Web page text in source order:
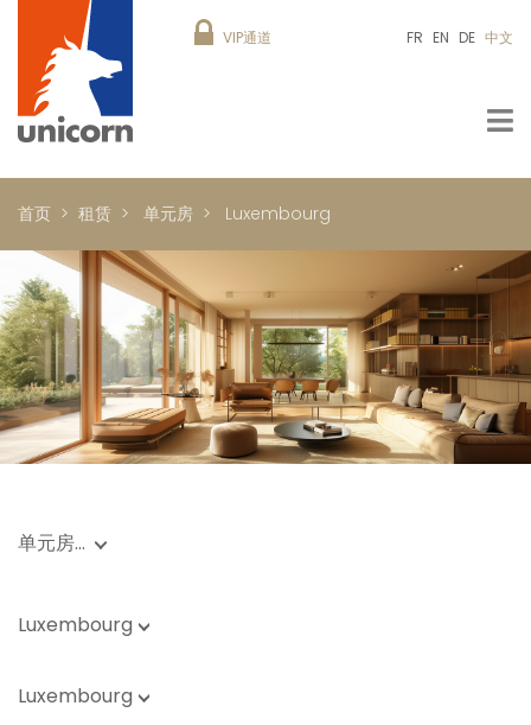
VIP通道 FR EN DE 中文
首页 租赁 单元房 Luxembourg
单元房…
Luxembourg
Luxembourg